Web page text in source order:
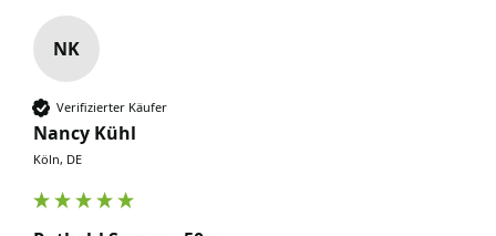
NK
Verifizierter Käufer
Nancy Kühl
Köln, DE